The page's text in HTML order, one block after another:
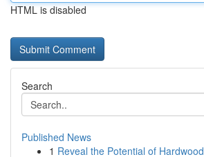
HTML is disabled
Search
Published News
1 Reveal the Potential of